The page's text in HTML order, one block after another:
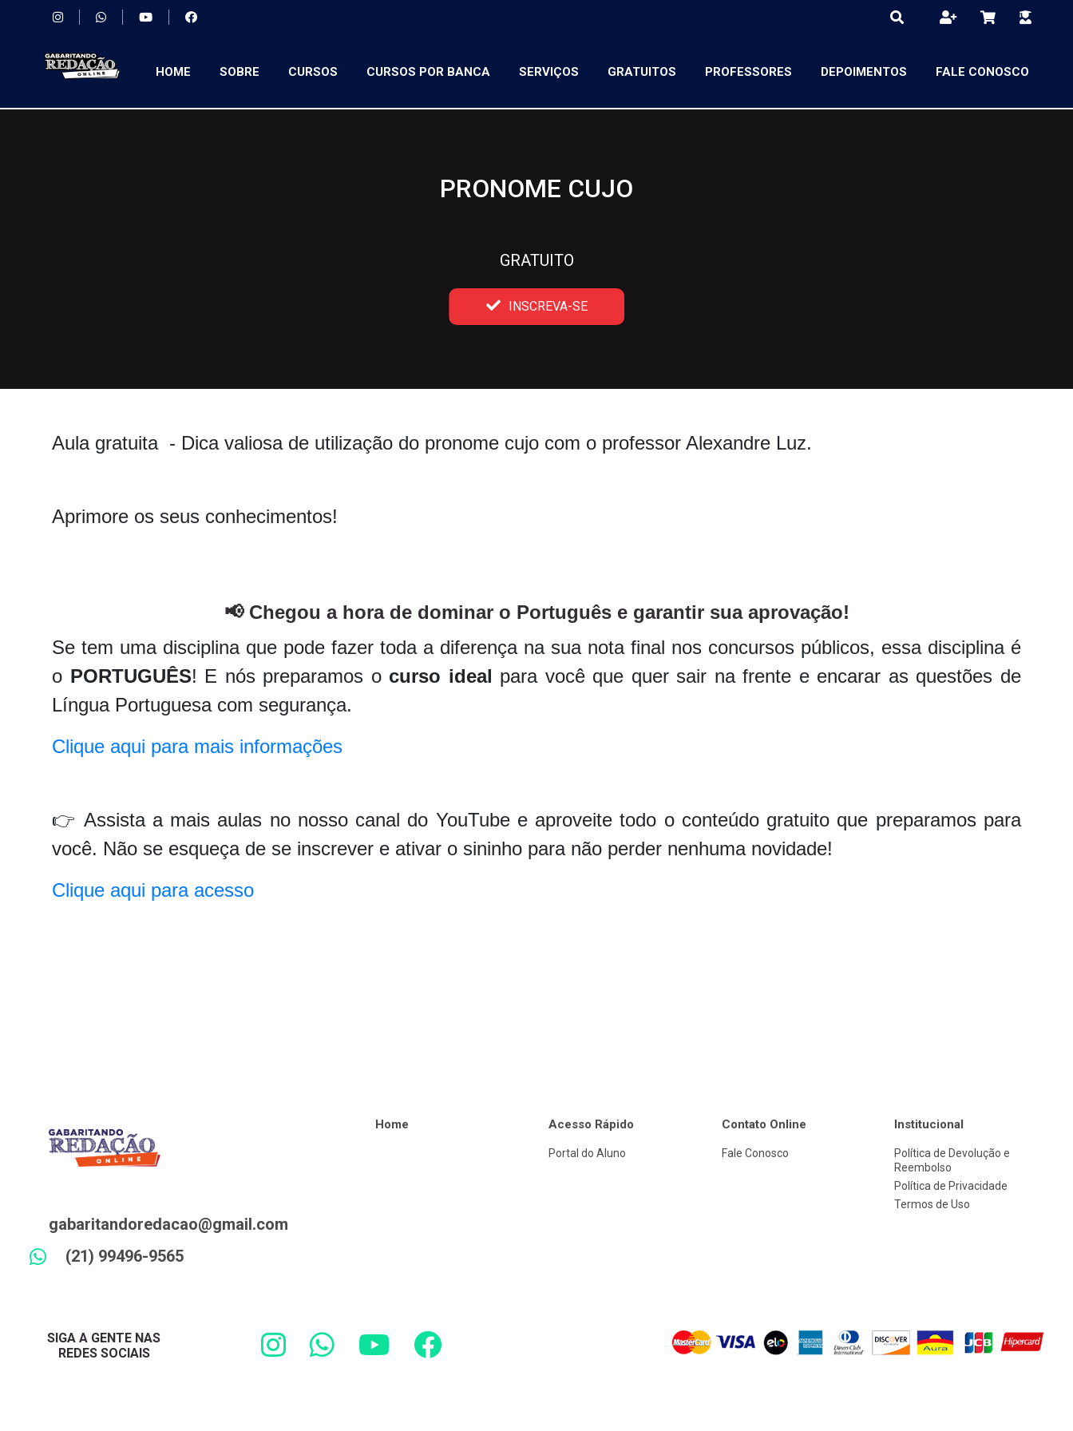
HOME SOBRE CURSOS CURSOS POR BANCA SERVIÇOS GRATUITOS PROFESSORES DEPOIMENTOS FALE CONOSCO
PRONOME CUJO
GRATUITO
INSCREVA-SE
Aula gratuita - Dica valiosa de utilização do pronome cujo com o professor Alexandre Luz.
Aprimore os seus conhecimentos!
📢 Chegou a hora de dominar o Português e garantir sua aprovação!
Se tem uma disciplina que pode fazer toda a diferença na sua nota final nos concursos públicos, essa disciplina é
o PORTUGUÊS! E nós preparamos o curso ideal para você que quer sair na frente e encarar as questões de
Língua Portuguesa com segurança.
Clique aqui para mais informações
👉 Assista a mais aulas no nosso canal do YouTube e aproveite todo o conteúdo gratuito que preparamos para
você. Não se esqueça de se inscrever e ativar o sininho para não perder nenhuma novidade!
Clique aqui para acesso
gabaritandoredacao@gmail.com
(21) 99496-9565
Home Acesso Rápido
Portal do Aluno
Contato Online
Fale Conosco
Institucional
Política de Devolução e
Reembolso
Política de Privacidade
Termos de Uso
SIGA A GENTE NAS
REDES SOCIAIS